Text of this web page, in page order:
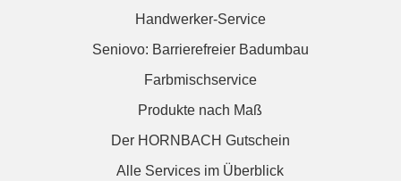
Handwerker-Service
Seniovo: Barrierefreier Badumbau
Farbmischservice
Produkte nach Maß
Der HORNBACH Gutschein
Alle Services im Überblick